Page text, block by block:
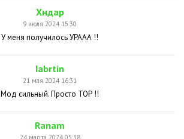
Хндар
9 июля 2024 15:30
У меня получилось УРААА !!
Iabrtin
21 мая 2024 16:31
Мод сильный. Просто ТОР !!
Ranam
24 марта 2024 05:38